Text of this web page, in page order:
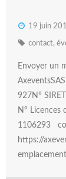
Contact
Devis
19 juin
contact,
Envoyer un
927N°
N° Licences
1106293
https://
emplacement